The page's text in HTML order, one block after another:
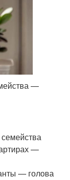
—
—
— голова